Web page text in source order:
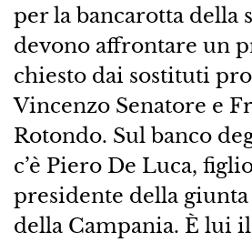
per la bancarotta della
devono affrontare un
chiesto dai sostituti
Vincenzo Senatore e
Rotondo. Sul banco
c’è Piero De Luca,
presidente della
della Campania. È lui